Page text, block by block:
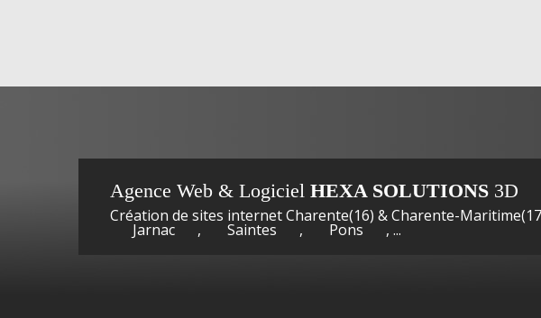
Inox,
Agence Web & Logiciel HEXA SOLUTIONS 3D
Création de sites internet Charente(16) & Charente-
Jarnac , Saintes , Pons , ...